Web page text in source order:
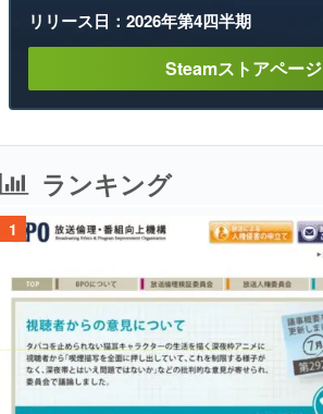
リリース日：2026年第4四半期
Steamストアページ
ランキング
1